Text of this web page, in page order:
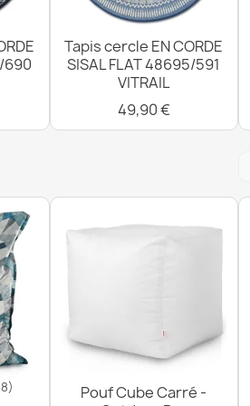
690
Tapis cercle EN CORDE
SISAL FLAT 48695/591
VITRAIL
49,90 €
Pouf Cube Carré -